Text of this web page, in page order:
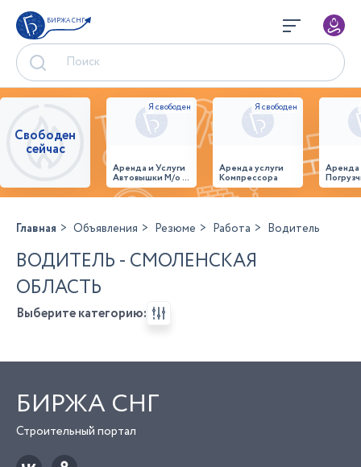
БИРЖА СНГ
Свободен
сейчас
Аренда и Услуги
Автовышки М/о г.
Домодедово
26,28,32 место
Аренда услуги
Компрессора
Главная Объявления Резюме Работа Водитель
ВОДИТЕЛЬ - СМОЛЕНСКАЯ
ОБЛАСТЬ
Выберите категорию:
БИРЖА СНГ
Строительный портал